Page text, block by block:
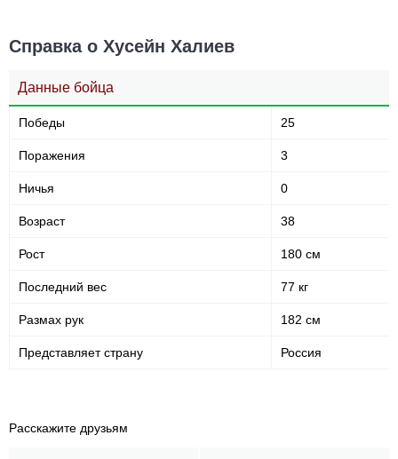
Справка о Хусейн Халиев
Данные бойца
Победы 25
Поражения 3
Ничья 0
Возраст 38
Рост 180 см
Последний вес 77 кг
Размах рук 182 см
Представляет страну Россия
Расскажите друзьям